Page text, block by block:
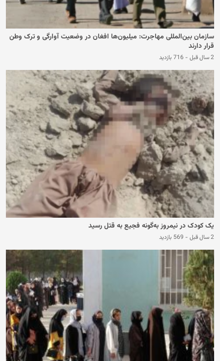
سازمان بین‌المللی مهاجرت: میلیون‌ها افغان در وضعیت آوارگی و ترک وطن
قرار دارند
2 سال قبل - 716 بازدید
یک کودک در نیمروز به‌گونه فجیع به قتل رسید
2 سال قبل - 569 بازدید